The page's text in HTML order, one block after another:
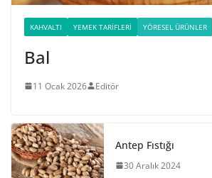
KAHVALTI YEMEK TARIFLERI YÖRESEL ÜRÜNLER
Bal
11 Ocak 2026 Editör
Antep Fıstığı
30 Aralık 2024